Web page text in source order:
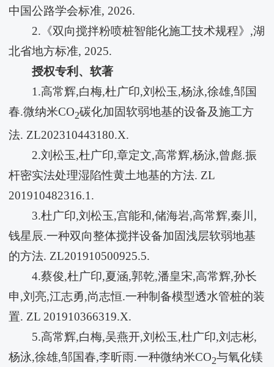
中国公路学会标准, 2026.
2.《双向搅拌粉喷桩智能化施工技术规程》,湖
北省地方标准, 2025.
授权专利、软著
1.高常辉,白梅,杜广印,刘松玉,杨泳,徐雄,邹国
春.微纳米CO2碳化加固软弱地基的设备及施工方
法. ZL202310443180.X.
2.刘松玉,杜广印,章定文,高常辉,杨泳,曾彪.振
杆密实法处理湿陷性黄土地基的方法. ZL
201910482316.1.
3.杜广印,刘松玉,宫能和,储海岩,高常辉,秦川,
钱星辰.一种双向整体搅拌设备加固浅层软弱地基
的方法. ZL201910500925.5.
4.蔡俊,杜广印,夏涵,郭乾,潘皇宋,高常辉,孙长
申,刘亮,江志勇,尚志恒.一种制备模型透水管桩的装
置. ZL 201910366319.X.
5.高常辉,白梅,吴燕开,刘松玉,杜广印,刘志彬,
杨泳,徐雄,邹国春,李昕雨.一种微纳米CO2与氧化镁